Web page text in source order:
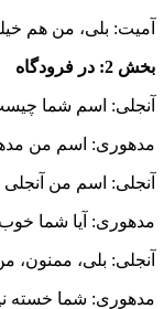
آمیت: بلی، من هم
بخش 2: در فرودگاه
آنجلی: اسم شما
مدهوری: اسم من
آنجلی: اسم من
مدهوری: آیا شما
آنجلی: بلی، ممنون،
مدهوری: شما خسته